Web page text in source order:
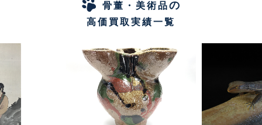
骨董・美術品の
高価買取実績一覧